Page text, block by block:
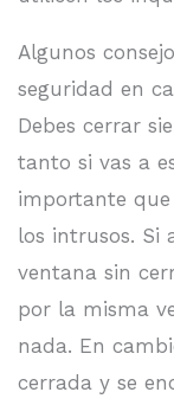
Algunos
seguridad en
Debes cerrar
tanto si vas a
importante
los intrusos. Si
ventana sin
por la misma
nada. En
cerrada y se